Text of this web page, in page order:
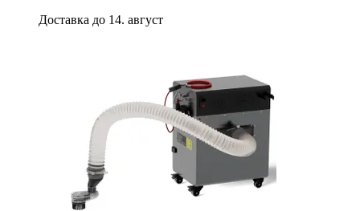
Доставка до 14. август